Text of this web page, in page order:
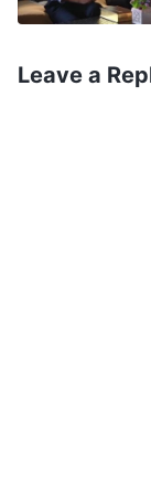
pensado
nem em
Leave a